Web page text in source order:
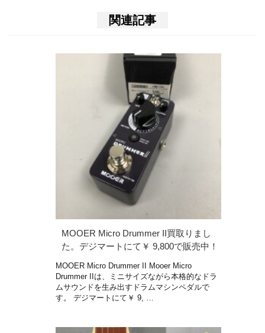
関連記事
MOOER Micro Drummer II買取りまし
た。デジマートにて￥ 9,800で販売中！
MOOER Micro Drummer II Mooer Micro
Drummer IIは、ミニサイズながら本格的なドラ
ムサウンドを生み出すドラムマシンペダルで
す。 デジマートにて￥ 9, …